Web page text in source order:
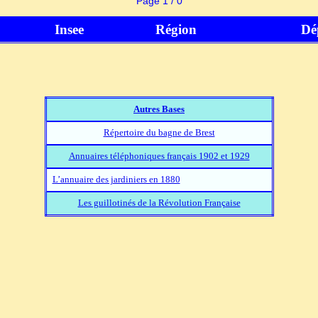
Insee Région
Autres Bases
Répertoire du bagne de Brest
Annuaires téléphoniques français 1902 et 1929
L’annuaire des jardiniers en 1880
Les guillotinés de la Révolution Française